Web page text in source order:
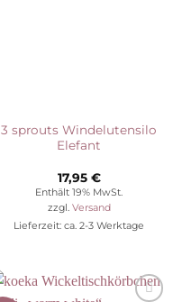
3 sprouts Windelutensilo
Elefant
17,95 €
Enthält 19% MwSt.
zzgl. Versand
Lieferzeit: ca. 2-3 Werktage